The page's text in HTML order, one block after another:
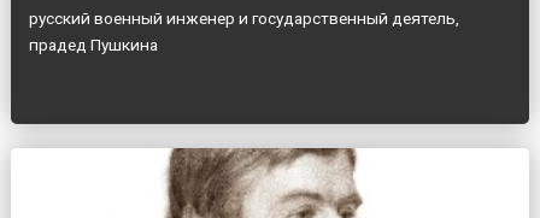
русский военный инженер и государственный деятель,
прадед Пушкина